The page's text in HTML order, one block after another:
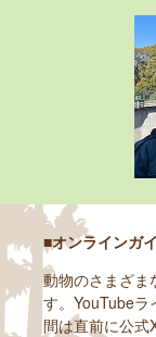
■オンラインガ
動物のさまざま
す。YouTube
間は直前に公式